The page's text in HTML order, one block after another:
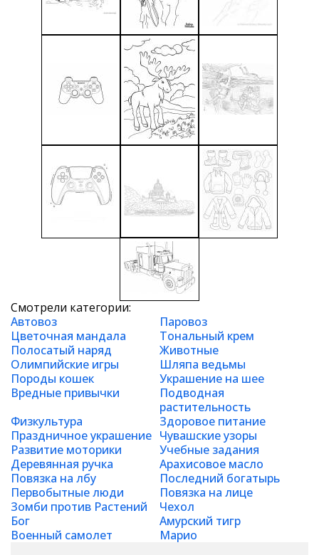
Смотрели категории:
Автовоз
Паровоз
Цветочная мандала
Тональный крем
Полосатый наряд
Животные
Олимпийские игры
Шляпа ведьмы
Породы кошек
Украшение на шее
Вредные привычки
Подводная
растительность
Физкультура
Здоровое питание
Праздничное украшение Чувашские узоры
Развитие моторики
Учебные задания
Деревянная ручка
Арахисовое масло
Повязка на лбу
Последний богатырь
Первобытные люди
Повязка на лице
Зомби против Растений
Чехол
Бог
Амурский тигр
Военный самолет
Марио